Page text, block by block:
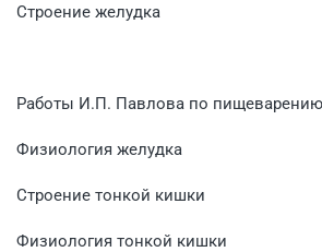
Строение желудка
Работы И.П. Павлова по пищеварению
Физиология желудка
Строение тонкой кишки
Физиология тонкой кишки